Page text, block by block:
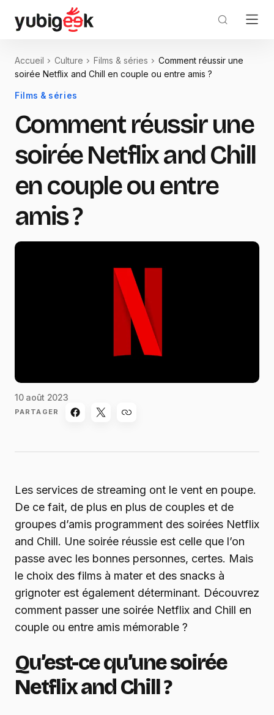
Accueil Culture Films & séries
Comment réussir une
soirée Netflix and Chill en couple ou entre amis ?
Films & séries
Comment réussir une
soirée Netflix and Chill
en couple ou entre
amis ?
10 août 2023
PARTAGER
Les services de streaming ont le vent en poupe.
De ce fait, de plus en plus de couples et de
groupes d’amis programment des soirées Netflix
and Chill. Une soirée réussie est celle que l’on
passe avec les bonnes personnes, certes. Mais
le choix des films à mater et des snacks à
grignoter est également déterminant. Découvrez
comment passer une soirée Netflix and Chill en
couple ou entre amis mémorable ?
Qu’est-ce qu’une soirée
Netflix and Chill ?